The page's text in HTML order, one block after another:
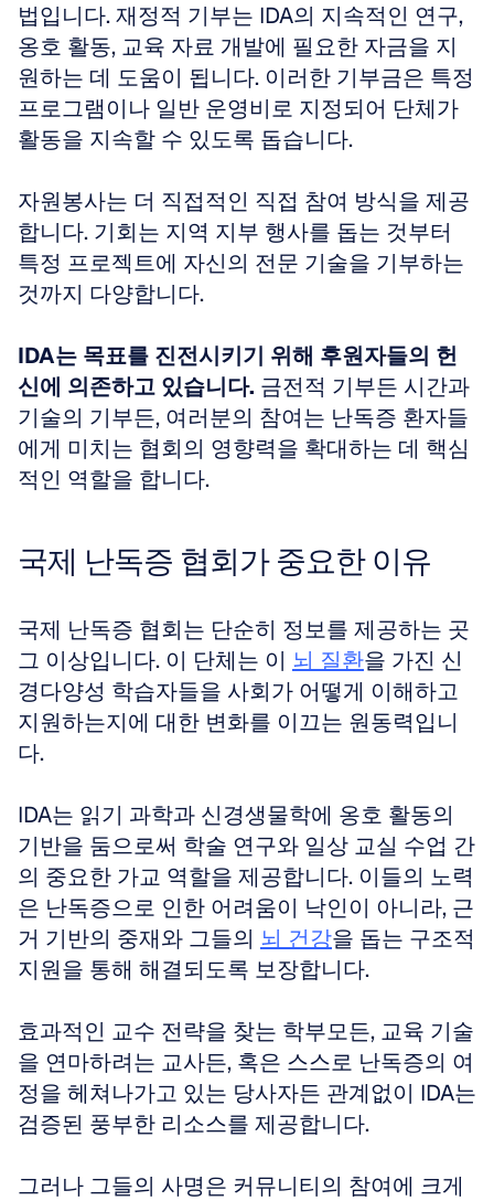
법입니다. 재정적 기부는 IDA의 지속적인 연구,
옹호 활동, 교육 자료 개발에 필요한 자금을 지
원하는 데 도움이 됩니다. 이러한 기부금은 특정
프로그램이나 일반 운영비로 지정되어 단체가
활동을 지속할 수 있도록 돕습니다.
자원봉사는 더 직접적인 직접 참여 방식을 제공
합니다. 기회는 지역 지부 행사를 돕는 것부터
특정 프로젝트에 자신의 전문 기술을 기부하는
것까지 다양합니다.
IDA는 목표를 진전시키기 위해 후원자들의 헌
신에 의존하고 있습니다. 금전적 기부든 시간과
기술의 기부든, 여러분의 참여는 난독증 환자들
에게 미치는 협회의 영향력을 확대하는 데 핵심
적인 역할을 합니다.
국제 난독증 협회가 중요한 이유
국제 난독증 협회는 단순히 정보를 제공하는 곳
그 이상입니다. 이 단체는 이 뇌 질환을 가진 신
경다양성 학습자들을 사회가 어떻게 이해하고
지원하는지에 대한 변화를 이끄는 원동력입니
다.
IDA는 읽기 과학과 신경생물학에 옹호 활동의
기반을 둠으로써 학술 연구와 일상 교실 수업 간
의 중요한 가교 역할을 제공합니다. 이들의 노력
은 난독증으로 인한 어려움이 낙인이 아니라, 근
거 기반의 중재와 그들의 뇌 건강을 돕는 구조적
지원을 통해 해결되도록 보장합니다.
효과적인 교수 전략을 찾는 학부모든, 교육 기술
을 연마하려는 교사든, 혹은 스스로 난독증의 여
정을 헤쳐나가고 있는 당사자든 관계없이 IDA는
검증된 풍부한 리소스를 제공합니다.
그러나 그들의 사명은 커뮤니티의 참여에 크게